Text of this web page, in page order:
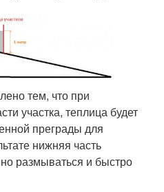
тем, что при
участка, теплица будет
преграды для
нижняя часть
размываться и быстро